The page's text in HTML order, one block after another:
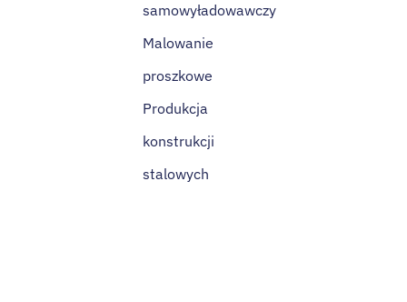
samowyładowawczy
Malowanie
proszkowe
Produkcja
konstrukcji
stalowych